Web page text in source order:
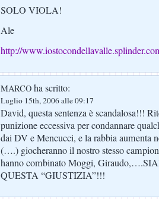
SOLO VIOLA!
Ale
http://
MARCO ha scritto:
Luglio 15th, 2006 alle 09:17
David, questa sentenza è scandalosa!!!
punizione eccessiva per condannare
dai DV e Mencucci, e la rabbia aumenta
(….) giocheranno il nostro stesso
hanno combinato Moggi,
QUESTA “GIUSTIZIA”!!!